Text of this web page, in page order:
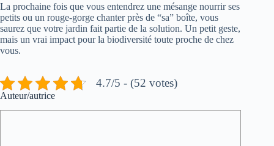
La prochaine fois que vous entendrez une mésange nourrir ses
petits ou un rouge-gorge chanter près de “sa” boîte, vous
saurez que votre jardin fait partie de la solution. Un petit geste,
mais un vrai impact pour la biodiversité toute proche de chez
vous.
4.7/5 - (52 votes)
Auteur/autrice